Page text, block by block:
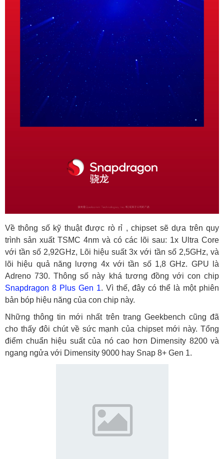
Về thông số kỹ thuật được rò rỉ , chipset sẽ dựa trên quy
trình sản xuất TSMC 4nm và có các lõi sau: 1x Ultra Core
với tần số 2,92GHz, Lõi hiệu suất 3x với tần số 2,5GHz, và
lõi hiệu quả năng lượng 4x với tần số 1,8 GHz. GPU là
Adreno 730. Thông số này khá tương đồng với con chip
Snapdragon 8 Plus Gen 1. Vì thế, đây có thể là một phiên
bản bóp hiệu năng của con chip này.
Những thông tin mới nhất trên trang Geekbench cũng đã
cho thấy đôi chút về sức mạnh của chipset mới này. Tổng
điểm chuẩn hiệu suất của nó cao hơn Dimensity 8200 và
ngang ngửa với Dimensity 9000 hay Snap 8+ Gen 1.